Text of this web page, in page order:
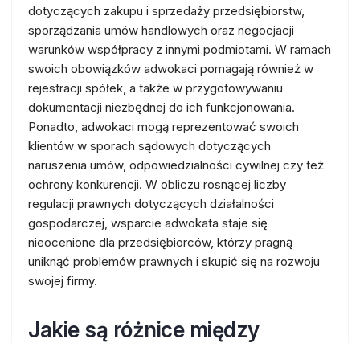
dotyczących zakupu i sprzedaży przedsiębiorstw,
sporządzania umów handlowych oraz negocjacji
warunków współpracy z innymi podmiotami. W ramach
swoich obowiązków adwokaci pomagają również w
rejestracji spółek, a także w przygotowywaniu
dokumentacji niezbędnej do ich funkcjonowania.
Ponadto, adwokaci mogą reprezentować swoich
klientów w sporach sądowych dotyczących
naruszenia umów, odpowiedzialności cywilnej czy też
ochrony konkurencji. W obliczu rosnącej liczby
regulacji prawnych dotyczących działalności
gospodarczej, wsparcie adwokata staje się
nieocenione dla przedsiębiorców, którzy pragną
uniknąć problemów prawnych i skupić się na rozwoju
swojej firmy.
Jakie są różnice między